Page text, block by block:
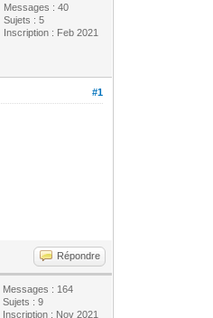
Messages : 40
Sujets : 5
Inscription : Feb 2021
#1
Répondre
Messages : 164
Sujets : 9
Inscription : Nov 2021